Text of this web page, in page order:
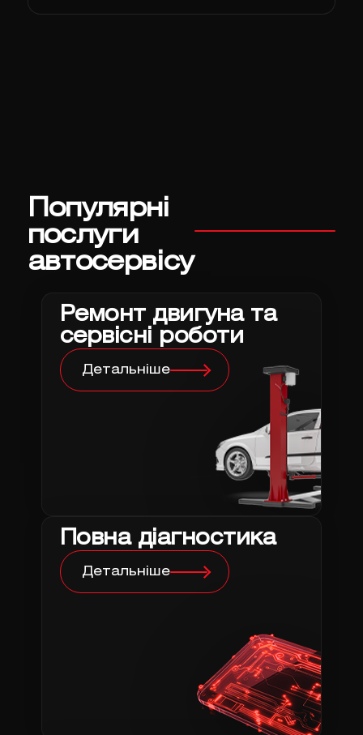
Популярні
послуги
автосервісу
Ремонт двигуна та
сервісні роботи
Детальніше
Повна діагностика
Детальніше